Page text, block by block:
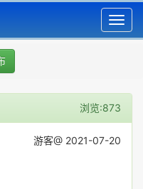
浏览:873
游客@ 2021-07-20